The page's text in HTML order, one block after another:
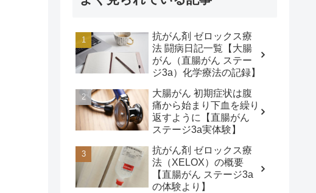
抗がん剤 ゼロックス療
法 闘病日記一覧【大腸
がん（直腸がん ステー
ジ3a）化学療法の記録】
大腸がん 初期症状は腹
痛から始まり下血を繰り
返すように【直腸がん
ステージ3a実体験】
抗がん剤 ゼロックス療
法（XELOX）の概要
【直腸がん ステージ3a
の体験より】